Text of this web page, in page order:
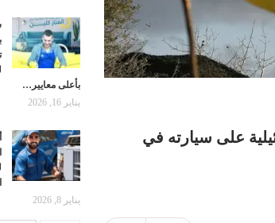
على سيارته في
بأعلى معايير…
يناير 16, 2026
يناير 8, 2026